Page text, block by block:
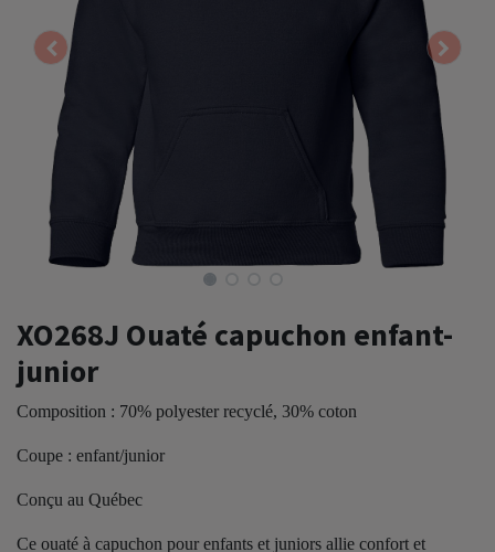
XO268J Ouaté capuchon enfant-
junior
Composition : 70% polyester recyclé, 30% coton
Coupe : enfant/junior
Conçu au Québec
Ce ouaté à capuchon pour enfants et juniors allie confort et